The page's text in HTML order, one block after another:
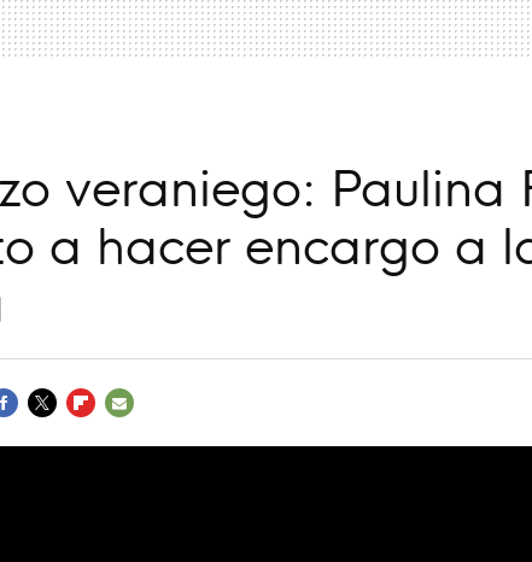
veraniego: Paulina
a hacer encargo a